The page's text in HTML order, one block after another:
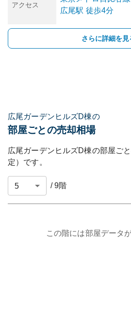
アクセス
広尾駅 徒歩4分
さらに詳細を見
広尾ガーデンヒルズD棟の
部屋ごとの売却相場
広尾ガーデンヒルズD棟の部屋ご
定）です。
/9階
この階には部屋データ